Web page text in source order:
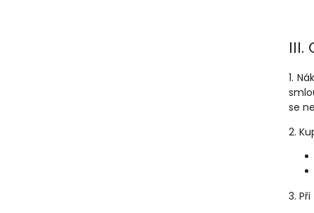
III.
1.
se
2.
3.